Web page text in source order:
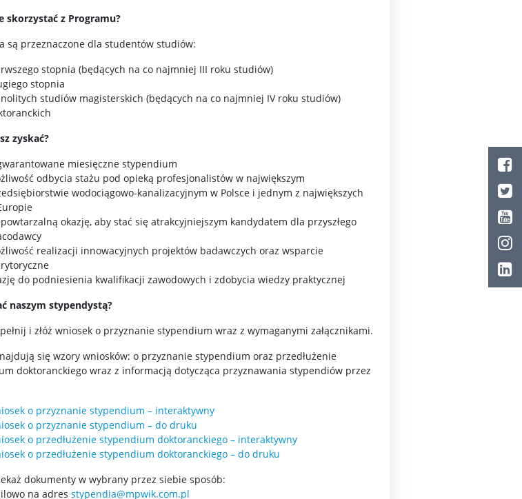
skorzystać z Programu?
są przeznaczone dla studentów studiów:
stopnia (będących na co najmniej III roku studiów)
stopnia
studiów magisterskich (będących na co najmniej IV roku studiów)
zyskać?
miesięczne stypendium
odbycia stażu pod opieką profesjonalistów w największym
wodociągowo-kanalizacyjnym w Polsce i jednym z największych
okazję, aby stać się atrakcyjniejszym kandydatem dla przyszłego
realizacji innowacyjnych projektów badawczych oraz wsparcie
do podniesienia kwalifikacji zawodowych i zdobycia wiedzy praktycznej
naszym stypendystą?
i złóż wniosek o przyznanie stypendium wraz z wymaganymi załącznikami.
się wzory wniosków: o przyznanie stypendium oraz przedłużenie
doktoranckiego wraz z informacją dotycząca przyznawania stypendiów przez
o przyznanie stypendium – interaktywny
o przyznanie stypendium – do druku
o przedłużenie stypendium doktoranckiego – interaktywny
o przedłużenie stypendium doktoranckiego – do druku
dokumenty w wybrany przez siebie sposób:
na adres stypendia@mpwik.com.pl